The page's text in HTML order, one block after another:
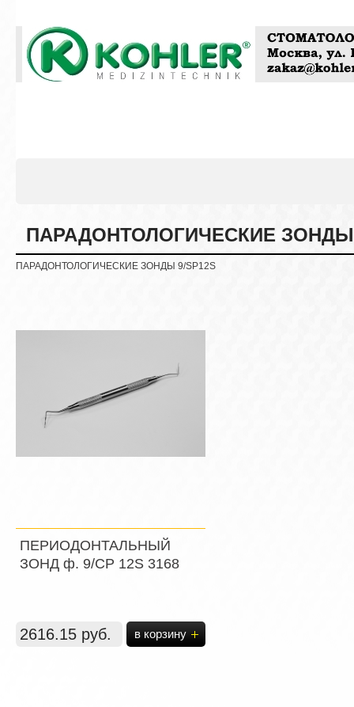
ПАРАДОНТОЛОГИЧЕСКИЕ ЗОНДЫ
ПАРАДОНТОЛОГИЧЕСКИЕ ЗОНДЫ 9/SP12S
ПЕРИОДОНТАЛЬНЫЙ
ЗОНД ф. 9/СР 12S 3168
2616.15 руб. в корзину